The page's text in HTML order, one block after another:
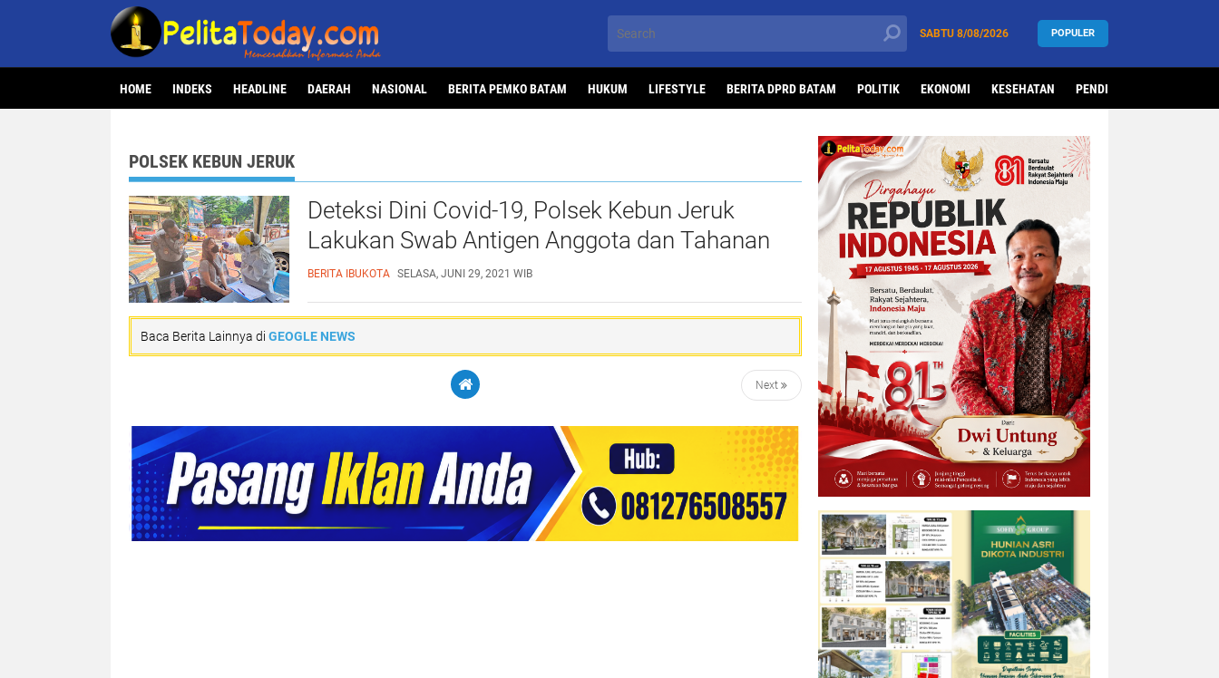
SABTU 8/08/2026 POPULER
HOME INDEKS HEADLINE DAERAH NASIONAL BERITA PEMKO BATAM HUKUM LIFESTYLE BERITA DPRD BATAM POLITIK EKONOMI KESEHATAN PENDIDIKAN
POLSEK KEBUN JERUK
Deteksi Dini Covid-19, Polsek Kebun Jeruk
Lakukan Swab Antigen Anggota dan Tahanan
BERITA IBUKOTA SELASA, JUNI 29, 2021 WIB
Baca Berita Lainnya di GEOGLE NEWS
Next